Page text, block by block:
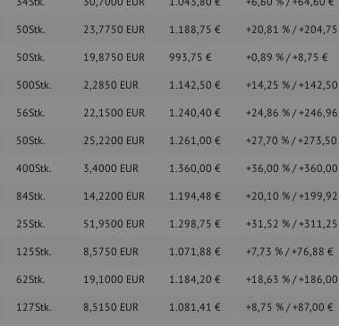
50Stk. 23,7750 EUR 1.188,75 € +20,81 %/+204,75
50Stk. 19,8750 EUR 993,75 € +0,89 %/+8,75 €
500Stk. 2,2850 EUR 1.142,50 € +14,25 %/+142,50
56Stk. 22,1500 EUR 1.240,40 € +24,86 %/+246,96
50Stk. 25,2200 EUR 1.261,00 € +27,70 %/+273,50
400Stk. 3,4000 EUR 1.360,00 € +36,00 %/+360,00
84Stk. 14,2200 EUR 1.194,48 € +20,10 %/+199,92
25Stk. 51,9500 EUR 1.298,75 € +31,52 %/+311,25
125Stk. 8,5750 EUR 1.071,88 € +7,73 %/+76,88 €
62Stk. 19,1000 EUR 1.184,20 € +18,63 %/+186,00
127Stk. 8,5150 EUR 1.081,41 € +8,75 %/+87,00 €